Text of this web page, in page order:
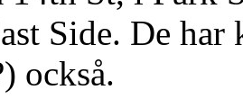
Side. De
också.